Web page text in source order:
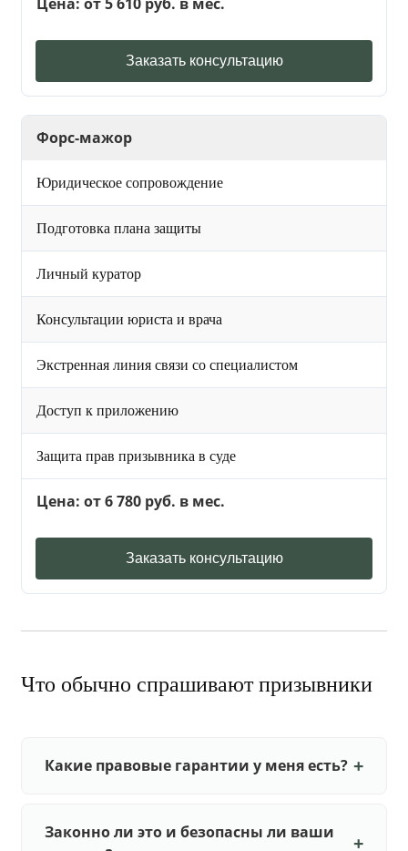
Заказать консультацию
Форс-мажор
Юридическое сопровождение
Подготовка плана защиты
Личный куратор
Консультации юриста и врача
Экстренная линия связи со специалистом
Доступ к приложению
Защита прав призывника в суде
Цена: от 6 780 руб. в мес.
Заказать консультацию
Что обычно спрашивают призывники
Какие правовые гарантии у меня есть?
Законно ли это и безопасны ли ваши